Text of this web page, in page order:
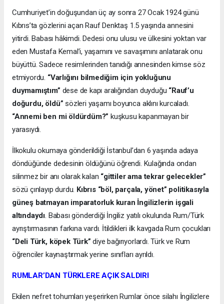
Cumhuriyet’in doğuşundan üç ay sonra 27 Ocak 1924 günü
Kıbrıs’ta gözlerini açan Rauf Denktaş 1.5 yaşında annesini
yitirdi. Babası hâkimdi. Dedesi onu ulusu ve ülkesini yoktan var
eden Mustafa Kemal’i, yaşamını ve savaşımını anlatarak onu
büyüttü. Sadece resimlerinden tanıdığı annesinden kimse söz
etmiyordu. “Varlığını bilmediğim için yokluğunu
duymamıştım” dese de kapı aralığından duyduğu “Rauf’u
doğurdu, öldü” sözleri yaşamı boyunca aklını kurcaladı.
“Annemi ben mi öldürdüm?”kuşkusu kapanmayan bir
yarasıydı.
İlkokulu okumaya gönderildiği İstanbul’dan 6 yaşında adaya
döndüğünde dedesinin öldüğünü öğrendi. Kulağında ondan
silinmez bir anı olarak kalan “gittiler ama tekrar gelecekler”
sözü çınlayıp durdu. Kıbrıs “böl, parçala, yönet” politikasıyla
güneş batmayan imparatorluk kuran İngilizlerin işgali
altındaydı. Babası gönderdiği İngiliz yatılı okulunda Rum/Türk
ayrıştırmasının farkına vardı. İtildikleri ilk kavgada Rum çocukları
“Deli Türk, köpek Türk” diye bağırıyorlardı. Türk ve Rum
öğrenciler kaynaştırmak yerine sınıfları ayrıldı.
RUMLAR’DAN TÜRKLERE AÇIK SALDIRI
Ekilen nefret tohumları yeşerirken Rumlar önce silahı İngilizlere